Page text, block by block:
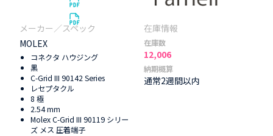
MOLEX
コネクタ ハウジング
黒
C-Grid III 90142 Series
レセプタクル
8 極
2.54 mm
Molex C-Grid III 90119 シリー
ズ メス 圧着端子
在庫数
12,006
納期概算
通常2週間以内